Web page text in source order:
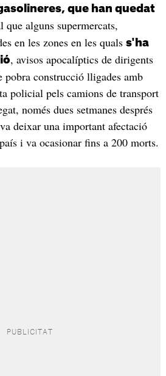
que han quedat
que alguns supermercats,
en les zones en les quals s'ha
, avisos apocalíptics de dirigents
pobra construcció lligades amb
policial pels camions de transport
només dues setmanes després
deixar una important afectació
i va ocasionar fins a 200 morts.